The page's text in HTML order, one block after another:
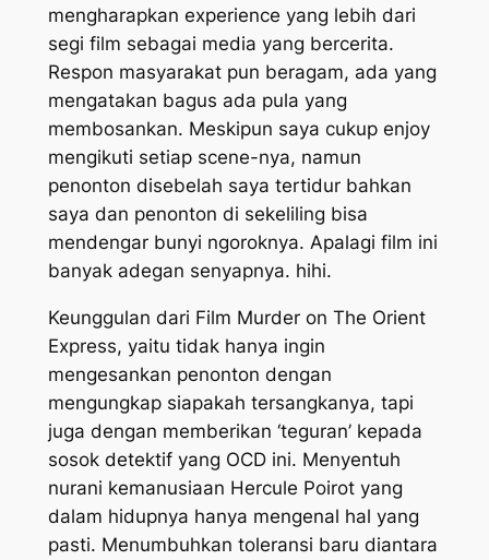
mengharapkan experience yang lebih dari
segi film sebagai media yang bercerita.
Respon masyarakat pun beragam, ada yang
mengatakan bagus ada pula yang
membosankan. Meskipun saya cukup enjoy
mengikuti setiap scene-nya, namun
penonton disebelah saya tertidur bahkan
saya dan penonton di sekeliling bisa
mendengar bunyi ngoroknya. Apalagi film ini
banyak adegan senyapnya. hihi.
Keunggulan dari Film Murder on The Orient
Express, yaitu tidak hanya ingin
mengesankan penonton dengan
mengungkap siapakah tersangkanya, tapi
juga dengan memberikan ‘teguran’ kepada
sosok detektif yang OCD ini. Menyentuh
nurani kemanusiaan Hercule Poirot yang
dalam hidupnya hanya mengenal hal yang
pasti. Menumbuhkan toleransi baru diantara